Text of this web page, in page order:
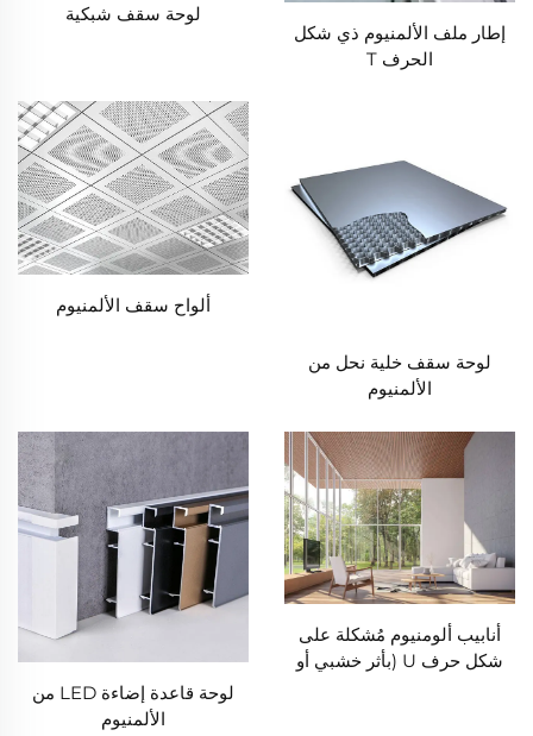
إطار ملف الألمنيوم ذي شكل
الحرف T
لوحة سقف شبكية
لوحة سقف خلية نحل من
الألمنيوم
ألواح سقف الألمنيوم
أنابيب ألومنيوم مُشكلة على
شكل حرف U (بأثر خشبي أو
لوحة قاعدة إضاءة LED من
الألمنيوم